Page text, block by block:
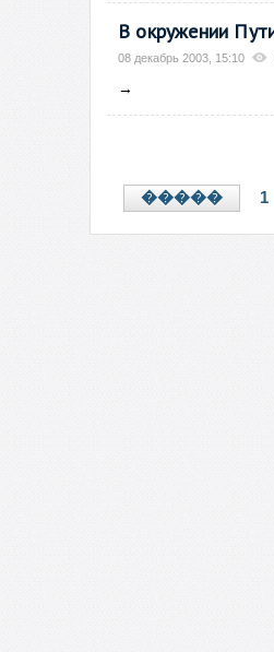
В окружении
08 декабрь 2003, 15:10
→
����� 1